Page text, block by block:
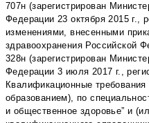
707н (зарегистрирован
Федерации 23 октября 2015 г.,
изменениями, внесенными
здравоохранения Российской
328н (зарегистрирован
Федерации 3 июля 2017 г.,
Квалификационные
образованием), по
и общественное здоровье” и